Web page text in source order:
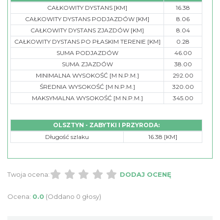
CAŁKOWITY DYSTANS [KM]
16.38
CAŁKOWITY DYSTANS PODJAZDÓW [KM]
8.06
CAŁKOWITY DYSTANS ZJAZDÓW [KM]
8.04
CAŁKOWITY DYSTANS PO PŁASKIM TERENIE [KM]
0.28
SUMA PODJAZDÓW
46.00
SUMA ZJAZDÓW
38.00
MINIMALNA WYSOKOŚĆ [M N.P.M.]
292.00
ŚREDNIA WYSOKOŚĆ [M N.P.M.]
320.00
MAKSYMALNA WYSOKOŚĆ [M N.P.M.]
345.00
OLSZTYN - ZABYTKI I PRZYRODA:
Długość szlaku
16.38 [KM]
Twoja ocena: DODAJ OCENĘ
Ocena: 0.0 (Oddano 0 głosy)